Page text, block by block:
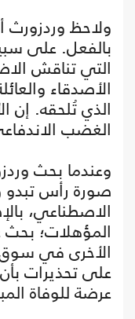
ولاحظ وردزورث
بالفعل. على
التي تناقش
الأصدقاء
الذي تُلحقه. إن
الغضب
وعندما بحث
صورة رأس تبدو
الاصطناعي،
المؤهلات؛ بحث
الأخرى في سوق
على تحذيرات بأن
عرضة للوفاة